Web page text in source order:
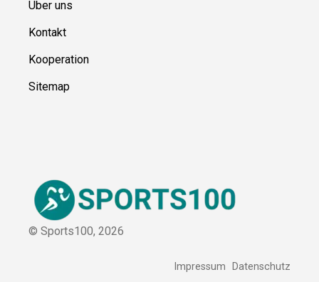
Über uns
Kontakt
Kooperation
Sitemap
© Sports100, 2026
Impressum Datenschutz